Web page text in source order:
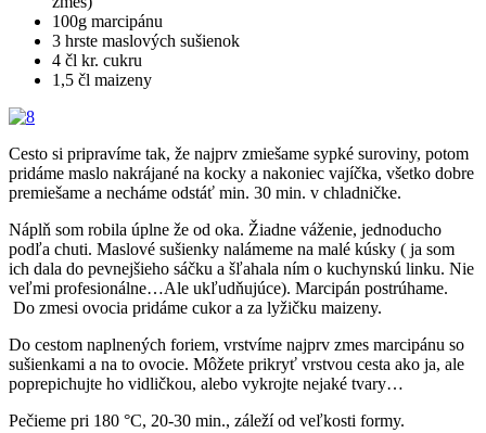
100g marcipánu
3 hrste maslových sušienok
4 čl kr. cukru
1,5 čl maizeny
Cesto si pripravíme tak, že najprv zmiešame sypké suroviny, potom
pridáme maslo nakrájané na kocky a nakoniec vajíčka, všetko dobre
premiešame a necháme odstáť min. 30 min. v chladničke.
Náplň som robila úplne že od oka. Žiadne váženie, jednoducho
podľa chuti. Maslové sušienky nalámeme na malé kúsky ( ja som
ich dala do pevnejšieho sáčku a šľahala ním o kuchynskú linku. Nie
veľmi profesionálne…Ale ukľudňujúce). Marcipán postrúhame.
Do zmesi ovocia pridáme cukor a za lyžičku maizeny.
Do cestom naplnených foriem, vrstvíme najprv zmes marcipánu so
sušienkami a na to ovocie. Môžete prikryť vrstvou cesta ako ja, ale
poprepichujte ho vidličkou, alebo vykrojte nejaké tvary…
Pečieme pri 180 °C, 20-30 min., záleží od veľkosti formy.